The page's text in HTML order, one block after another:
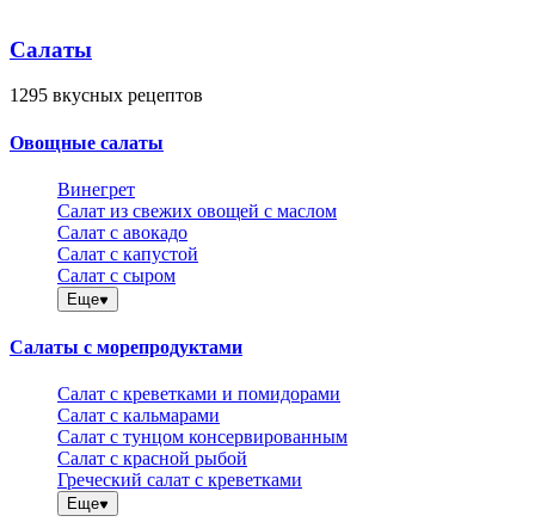
Салаты
1295 вкусных рецептов
Овощные салаты
Винегрет
Салат из свежих овощей с маслом
Салат с авокадо
Салат с капустой
Салат с сыром
Еще
Салаты с морепродуктами
Салат с креветками и помидорами
Салат с кальмарами
Салат с тунцом консервированным
Салат с красной рыбой
Греческий салат с креветками
Еще